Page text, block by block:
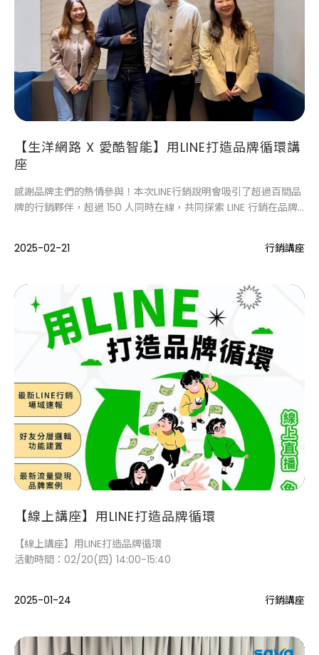
【生洋網路 X 愛酷智能】用LINE打造品牌循環講
座
感謝品牌主們的熱情參與！本次LINE行銷說明會吸引了超過百間品
牌的行銷夥伴，超過 150 人同時在線，共同探索 LINE 行銷在品牌
2025-02-21
行銷講座
【線上講座】用LINE打造品牌循環
【線上講座】用LINE打造品牌循環
活動時間：02/20(四) 14:00-15:40
2025-01-24 行銷講座